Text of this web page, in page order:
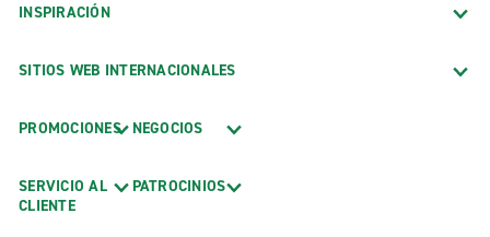
INSPIRACIÓN
SITIOS WEB INTERNACIONALES
PROMOCIONES
SERVICIO AL
CLIENTE
NEGOCIOS
PATROCINIOS